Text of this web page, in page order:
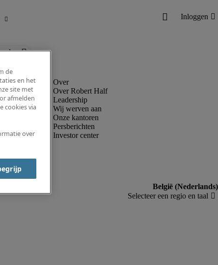
Over Robert Half
Leadership
Wij werven aan
Onze kantoren
Persberichten
Investor center
de
en het
site met
afmelden
cookies via
over